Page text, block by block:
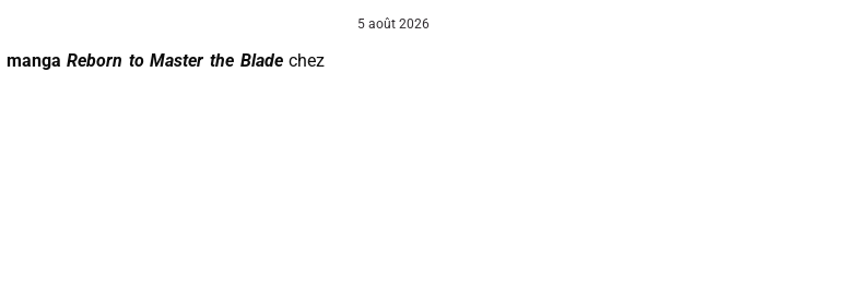
mangaReborn to Master the Bladechez
5 août 2026